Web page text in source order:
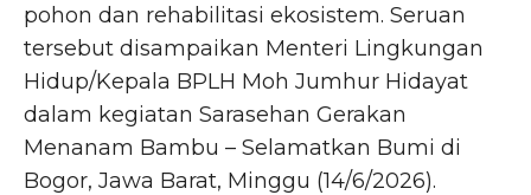
pohon dan rehabilitasi ekosistem. Seruan
tersebut disampaikan Menteri Lingkungan
Hidup/Kepala BPLH Moh Jumhur Hidayat
dalam kegiatan Sarasehan Gerakan
Menanam Bambu – Selamatkan Bumi di
Bogor, Jawa Barat, Minggu (14/6/2026).